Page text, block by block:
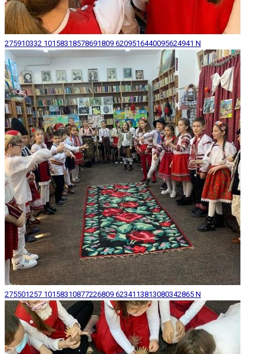
275910332 10158318578691809 6209516440095624941 N
275501257 10158310877226809 6234113813080342865 N